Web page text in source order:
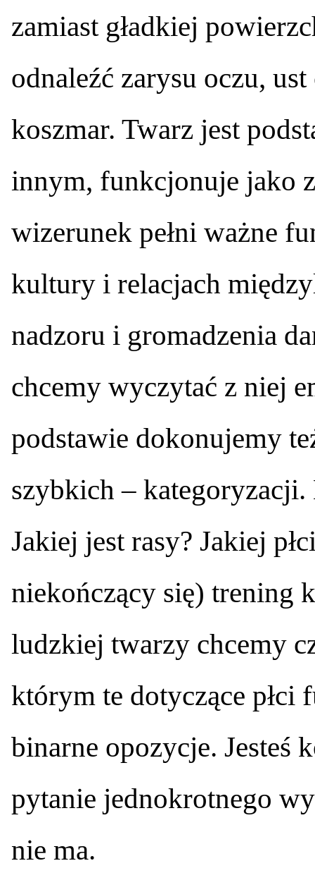
zamiast gładkiej
odnaleźć zarysu oczu,
koszmar. Twarz jest
innym, funkcjonuje jako
wizerunek pełni ważne
kultury i relacjach
nadzoru i gromadzenia
chcemy wyczytać z niej
podstawie dokonujemy
szybkich –
Jakiej jest rasy? Jakiej
niekończący się) trening
ludzkiej twarzy chcemy
którym te dotyczące płci
binarne opozycje. Jesteś
pytanie jednokrotnego
nie ma.